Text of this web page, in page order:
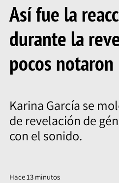
Así fue la
durante la
pocos notaron
Karina García se
de revelación de
con el sonido.
Hace 13 minutos